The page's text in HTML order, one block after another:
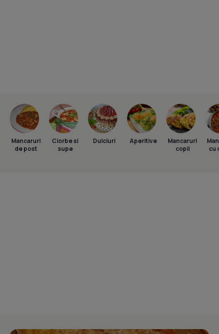
Mancaruri
de post
Ciorbe si
supe
Dulciuri Aperitive
Mancaruri
copii
cu